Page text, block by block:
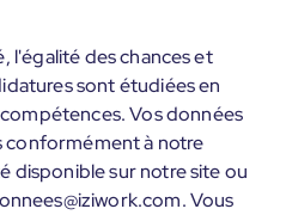
l'égalité des chances et
sont étudiées en
Vos données
conformément à notre
disponible sur notre site ou
Vous